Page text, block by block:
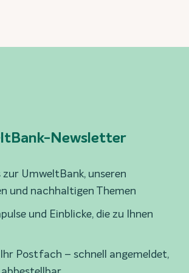
Newsletter
UmweltBank, unseren
und nachhaltigen Themen
und Einblicke, die zu Ihnen
Postfach – schnell angemeldet,